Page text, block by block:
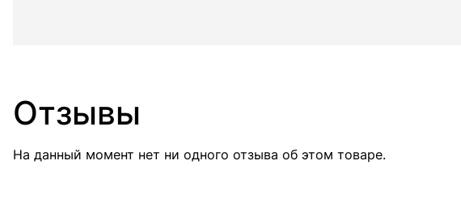
Отзывы
На данный момент нет ни одного отзыва об этом товаре.